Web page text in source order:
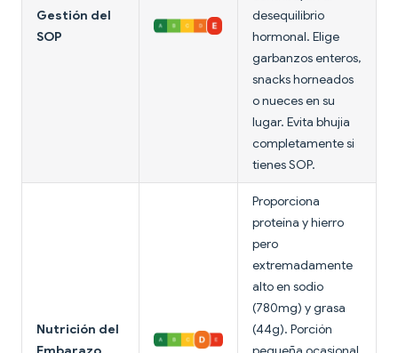
Gestión del
SOP
desequilibrio
hormonal. Elige
garbanzos enteros,
snacks horneados
o nueces en su
lugar. Evita bhujia
completamente si
tienes SOP.
Nutrición del
Proporciona
proteína y hierro
pero
extremadamente
alto en sodio
(780mg) y grasa
(44g). Porción